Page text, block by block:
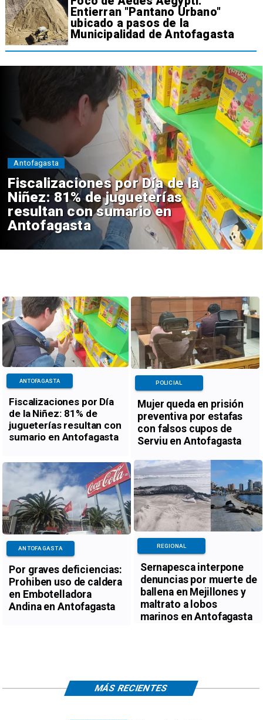
Entierran "Pantano Urbano"
ubicado a pasos de la
Municipalidad de Antofagasta
Fiscalizaciones por Día de la
Niñez: 81% de jugueterías
resultan con sumario en
Antofagasta
Antofagasta
Fiscalizaciones por Día
de la Niñez: 81% de
jugueterías resultan con
sumario en Antofagasta
ANTOFAGASTA
Mujer queda en prisión
preventiva por estafas
con falsos cupos de
Serviu en Antofagasta
POLICIAL
Por graves deficiencias:
Prohiben uso de caldera
en Embotelladora
Andina en Antofagasta
ANTOFAGASTA
Sernapesca interpone
denuncias por muerte de
ballena en Mejillones y
maltrato a lobos
marinos en Antofagasta
REGIONAL
MÁS RECIENTES